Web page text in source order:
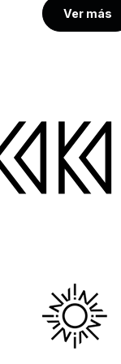
Ver más